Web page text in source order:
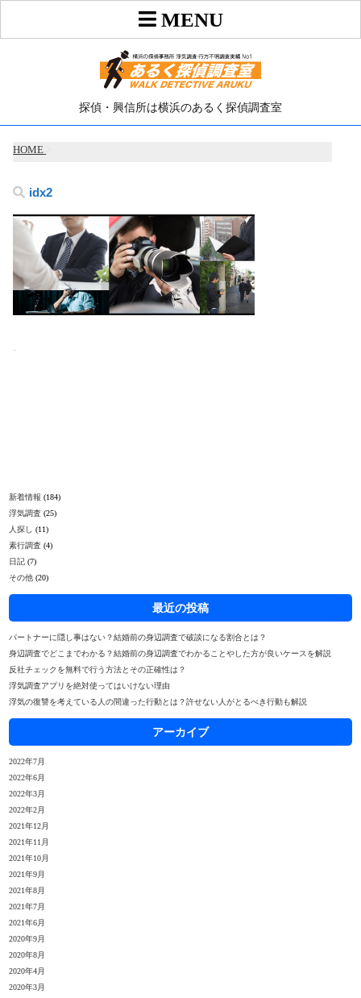
探偵・興信所は横浜のあるく探偵調査室
HOME
idx2
-
新着情報 (184)
浮気調査 (25)
人探し
(11)
素行調査 (4)
日記 (7)
その他 (20)
最近の投稿
パートナーに隠し事はない？結婚前の身辺調査で破談になる割合とは？
身辺調査でどこまでわかる？結婚前の身辺調査でわかることやした方が良いケースを解説
反社チェックを無料で行う方法とその正確性は？
浮気調査アプリを絶対使ってはいけない理由
浮気の復讐を考えている人の間違った行動とは？許せない人がとるべき行動も解説
アーカイブ
2022年7月
2022年6月
2022年3月
2022年2月
2021年12月
2021年11月
2021年10月
2021年9月
2021年8月
2021年7月
2021年6月
2020年9月
2020年8月
2020年4月
2020年3月